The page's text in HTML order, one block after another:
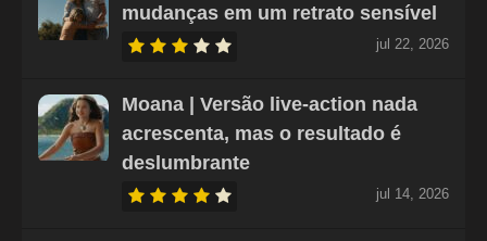
mudanças em um retrato sensível
jul 22, 2026
Moana | Versão live-action nada
acrescenta, mas o resultado é
deslumbrante
jul 14, 2026